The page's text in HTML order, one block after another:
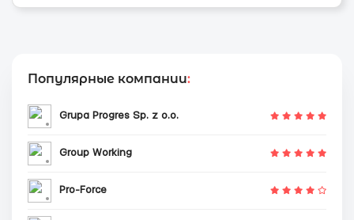
Популярные компании:
Grupa Progres Sp. z o.o.
Group Working
Pro-Force